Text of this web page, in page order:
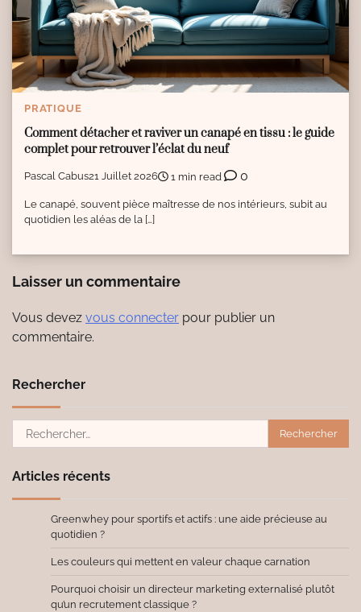
PRATIQUE
Comment détacher et raviver un canapé en tissu : le guide
complet pour retrouver l’éclat du neuf
Pascal Cabus21 Juillet 2026 1 min read 0
Le canapé, souvent pièce maîtresse de nos intérieurs, subit au
quotidien les aléas de la […]
Laisser un commentaire
Vous devez vous connecter pour publier un
commentaire.
Rechercher
Rechercher :
Articles récents
Greenwhey pour sportifs et actifs : une aide précieuse au
quotidien ?
Les couleurs qui mettent en valeur chaque carnation
Pourquoi choisir un directeur marketing externalisé plutôt
qu’un recrutement classique ?